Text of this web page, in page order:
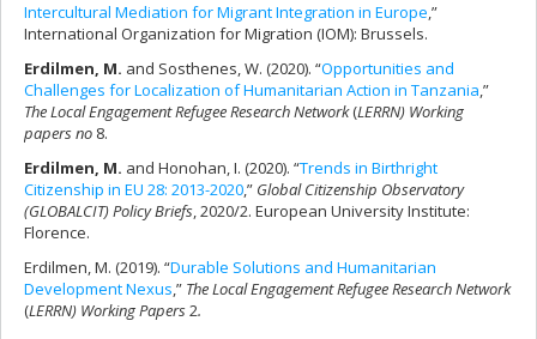
Intercultural Mediation for Migrant Integration in Europe ,”
International Organization for Migration (IOM): Brussels.
Erdilmen, M. and Sosthenes, W. (2020). “Opportunities and
Challenges for Localization of Humanitarian Action in Tanzania ,”
The Local Engagement Refugee Research Network(LERRN) Working
papers no 8.
Erdilmen, M. and Honohan, I. (2020). “Trends in Birthright
Citizenship in EU 28: 2013-2020,” Global Citizenship Observatory
(GLOBALCIT) Policy Briefs , 2020/2. European University Institute:
Florence.
Erdilmen, M. (2019). “Durable Solutions and Humanitarian
Development Nexus ,” The Local Engagement Refugee Research Network
(LERRN) Working Papers2.